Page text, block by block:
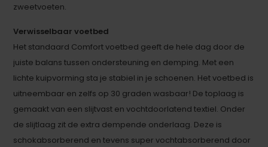
zweetvoeten.
Verwisselbaar voetbed
Het standaard Comfort voetbed geeft de hele dag door de
juiste balans tussen ondersteuning en demping. Met een
lichte kuipvorming sta je stabiel in je schoenen. Het voetbed is
uitneembaar en zelfs op 30 graden wasbaar! De toplaag is
gemaakt van een slijtvast en vochtdoorlatend textiel. Onder
de slijtlaag zit de extra dempende onderlaag. Deze is
schokabsorberend en tevens super vochtabsorberend door